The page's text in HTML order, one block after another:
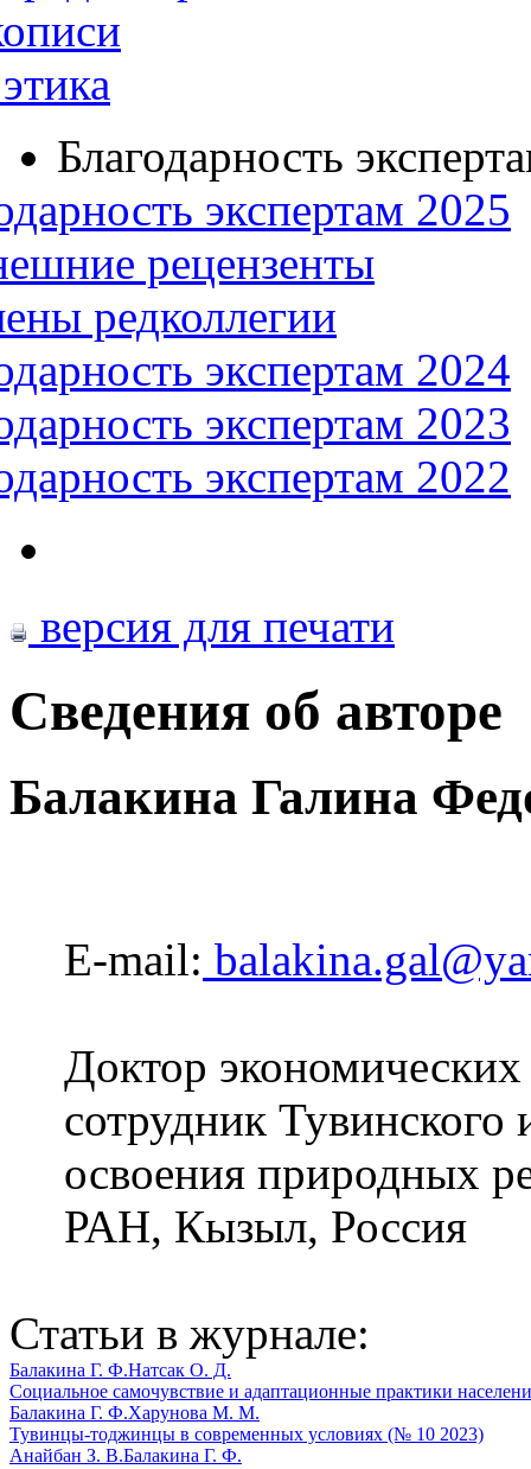
Благодарность
экспертам 2025
рецензенты
редколлегии
экспертам 2024
экспертам 2023
экспертам 2022
версия для печати
Сведения об авторе
Балакина Галина
E-mail:
Доктор
сотрудник Тувинского
освоения природных
РАН, Кызыл, Россия
Статьи в журнале:
Балакина Г. Ф.Натсак О. Д.
Социальное самочувствие и адаптационные практики
Балакина Г. Ф.Харунова М. М.
Тувинцы-тоджинцы в современных условиях (№ 10 2023)
Анайбан З. В.Балакина Г. Ф.